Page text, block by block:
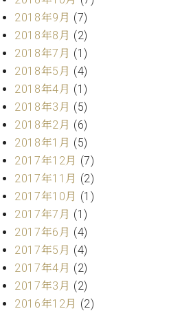
2018年9月 (7)
2018年8月 (2)
2018年7月 (1)
2018年5月 (4)
2018年4月 (1)
2018年3月 (5)
2018年2月 (6)
2018年1月 (5)
2017年12月 (7)
2017年11月 (2)
2017年10月 (1)
2017年7月 (1)
2017年6月 (4)
2017年5月 (4)
2017年4月 (2)
2017年3月 (2)
2016年12月 (2)